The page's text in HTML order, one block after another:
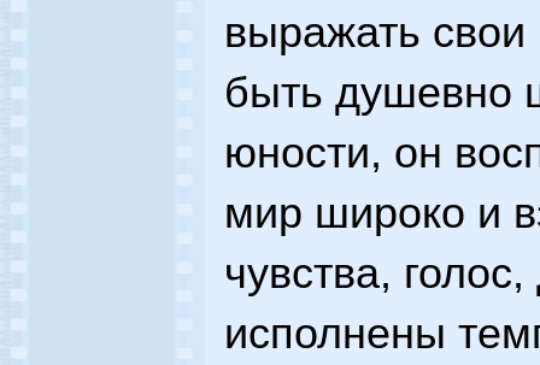
выражать свои
быть душевно
юности, он
мир широко и
чувства,
исполнены